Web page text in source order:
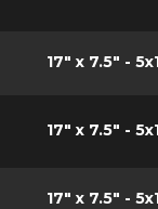
17" x 7.5" -
17" x 7.5" -
17" x 7.5" -